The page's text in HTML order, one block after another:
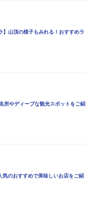
】山頂の様子もみれる！おすすめラ
所やディープな観光スポットをご紹
気のおすすめで美味しいお店をご紹